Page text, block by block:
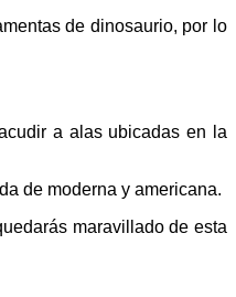
de dinosaurio, por lo
a alas ubicadas en la
de moderna y americana.
maravillado de esta